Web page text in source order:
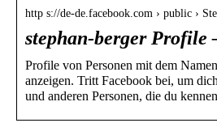
http s://de-de.facebook.com › public ›
stephan-berger Profile
Profile von Personen mit dem
anzeigen. Tritt Facebook bei, um
und anderen Personen, die du